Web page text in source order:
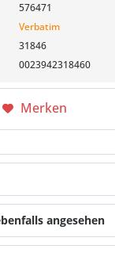
576471
Verbatim
31846
0023942318460
Merken
angesehen